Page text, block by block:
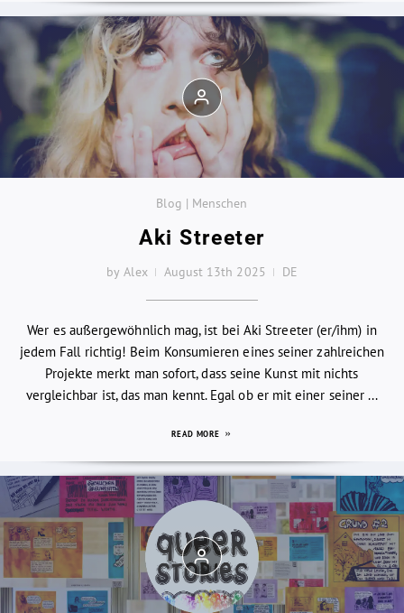
Blog | Menschen
Aki Streeter
by Alex August 13th 2025 DE
Wer es außergewöhnlich mag, ist bei Aki Streeter (er/ihm) in
jedem Fall richtig! Beim Konsumieren eines seiner zahlreichen
Projekte merkt man sofort, dass seine Kunst mit nichts
vergleichbar ist, das man kennt. Egal ob er mit einer seiner ...
READ MORE